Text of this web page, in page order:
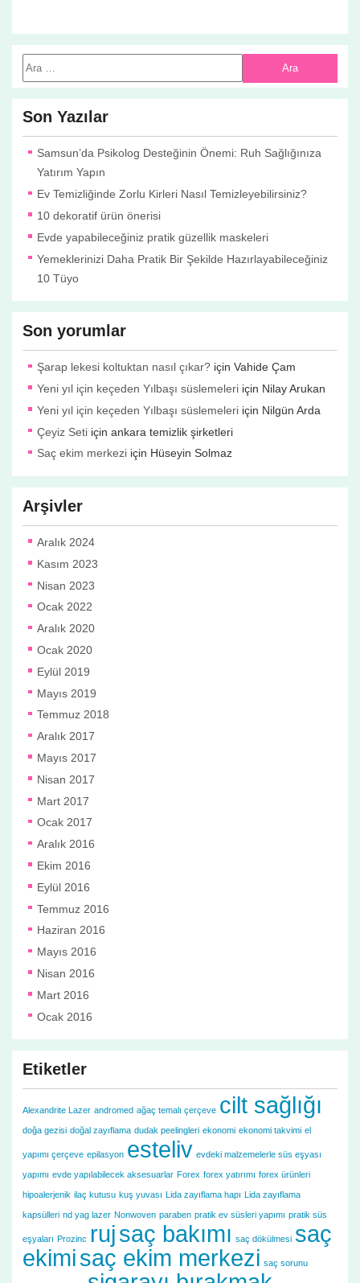
Son Yazılar
Samsun’da Psikolog Desteğinin Önemi: Ruh Sağlığınıza
Yatırım Yapın
Ev Temizliğinde Zorlu Kirleri Nasıl Temizleyebilirsiniz?
10 dekoratif ürün önerisi
Evde yapabileceğiniz pratik güzellik maskeleri
Yemeklerinizi Daha Pratik Bir Şekilde Hazırlayabileceğiniz
10 Tüyo
Son yorumlar
Şarap lekesi koltuktan nasıl çıkar? içinVahide Çam
Yeni yıl için keçeden Yılbaşı süslemeleri için Nilay Arukan
Yeni yıl için keçeden Yılbaşı süslemeleri için Nilgün Arda
Çeyiz Seti içinankara temizlik şirketleri
Saç ekim merkezi için Hüseyin Solmaz
Arşivler
Aralık 2024
Kasım 2023
Nisan 2023
Ocak 2022
Aralık 2020
Ocak 2020
Eylül 2019
Mayıs 2019
Temmuz 2018
Aralık 2017
Mayıs 2017
Nisan 2017
Mart 2017
Ocak 2017
Aralık 2016
Ekim 2016
Eylül 2016
Temmuz 2016
Haziran 2016
Mayıs 2016
Nisan 2016
Mart 2016
Ocak 2016
Etiketler
Alexandrite Lazer andromed ağaç temalı çerçeve cilt sağlığı
doğa gezisi doğal zayıflama dudak peelingleri ekonomi ekonomi takvimi el
yapımı çerçeve epilasyon esteliv evdeki malzemelerle süs eşyası
yapımı evde yapılabilecek aksesuarlar Forex forex yatırımı forex ürünleri
hipoalerjenik ilaç kutusu kuş yuvası Lida zayıflama hapı Lida zayıflama
kapsülleri nd yag lazer Nonwoven paraben pratik ev süsleri yapımı pratik süs
eşyaları Prozinc rujsaç bakımı saç dökülmesi saç
ekimisaç ekim merkezi saç sorunu